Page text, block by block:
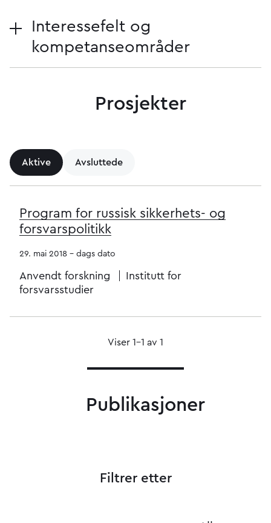
Interessefelt og
kompetanseområder
Prosjekter
Aktive Avsluttede
Program for russisk sikkerhets- og
forsvarspolitikk
29. mai 2018 - dags dato
Anvendt forskning
Institutt for
forsvarsstudier
Viser 1–1 av 1
Publikasjoner
Filtrer etter